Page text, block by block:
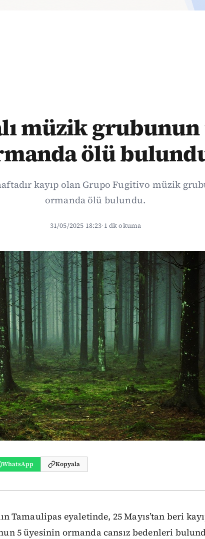
müzik
ölü
kayıp olan Grupo Fugitivo müzik
ormanda ölü bulundu.
31/05/2025 18:23·1 dk okuma
WhatsApp Kopyala
Tamaulipas eyaletinde, 25 Mayıs’tan beri
5 üyesinin ormanda cansız bedenleri